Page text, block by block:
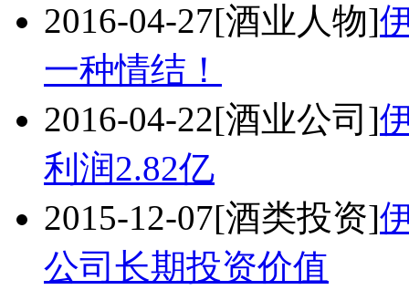
2016-04-27[酒业人物]
一种情结！
2016-04-22[酒业公司]
利润2.82亿
2015-12-07[酒类投资]
公司长期投资价值